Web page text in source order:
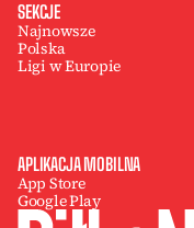
SEKCJE
Najnowsze
Polska
Ligi w Europie
APLIKACJA MOBILNA
App Store
Google Play